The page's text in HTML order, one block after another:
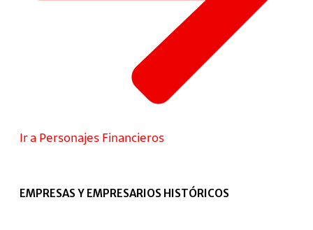
Ir a Personajes Financieros
EMPRESAS Y EMPRESARIOS HISTÓRICOS